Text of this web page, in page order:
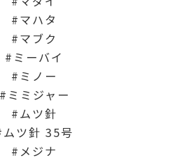
マハタ
マブク
ミーバイ
ミノー
ミミジャー
ムツ針
ムツ針 35号
メジナ